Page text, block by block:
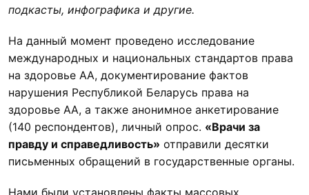
подкасты, инфографика и другие.
На данный момент проведено исследование
международных и национальных стандартов права
на здоровье АА, документирование фактов
нарушения Республикой Беларусь права на
здоровье АА, а также анонимное анкетирование
(140 респондентов), личный опрос. «Врачи за
правду и справедливость» отправили десятки
письменных обращений в государственные органы.
Нами были установлены факты массовых